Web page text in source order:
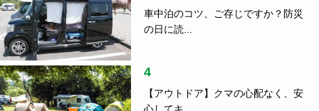
車中泊のコツ、ご存じですか？防災
の日に読...
4
【アウトドア】クマの心配なく、安